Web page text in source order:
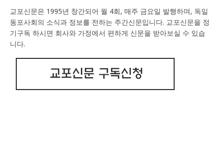
교포신문은 1995년 창간되어 월 4회, 매주 금요일 발행하며, 독일
동포사회의 소식과 정보를 전하는 주간신문입니다. 교포신문을 정
기구독 하시면 회사와 가정에서 편하게 신문을 받아보실 수 있습
니다.